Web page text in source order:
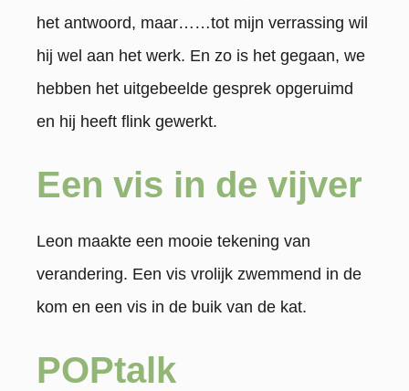
het antwoord, maar……tot mijn verrassing wil
hij wel aan het werk. En zo is het gegaan, we
hebben het uitgebeelde gesprek opgeruimd
en hij heeft flink gewerkt.
Een vis in de vijver
Leon maakte een mooie tekening van
verandering. Een vis vrolijk zwemmend in de
kom en een vis in de buik van de kat.
POPtalk